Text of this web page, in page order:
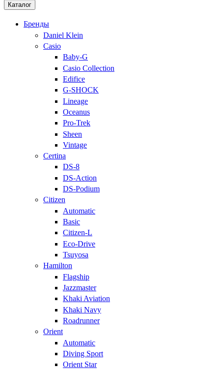
Каталог
Бренды
Daniel Klein
Casio
Baby-G
Casio Collection
Edifice
G-SHOCK
Lineage
Oceanus
Pro-Trek
Sheen
Vintage
Certina
DS-8
DS-Action
DS-Podium
Citizen
Automatic
Basic
Citizen-L
Eco-Drive
Tsuyosa
Hamilton
Flagship
Jazzmaster
Khaki Aviation
Khaki Navy
Roadrunner
Orient
Automatic
Diving Sport
Orient Star